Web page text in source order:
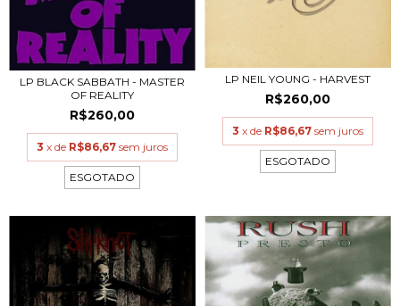
LP BLACK SABBATH - MASTER
OF REALITY
R$260,00
3 x de R$86,67 sem juros
ESGOTADO
LP NEIL YOUNG - HARVEST
R$260,00
3 x de R$86,67 sem juros
ESGOTADO